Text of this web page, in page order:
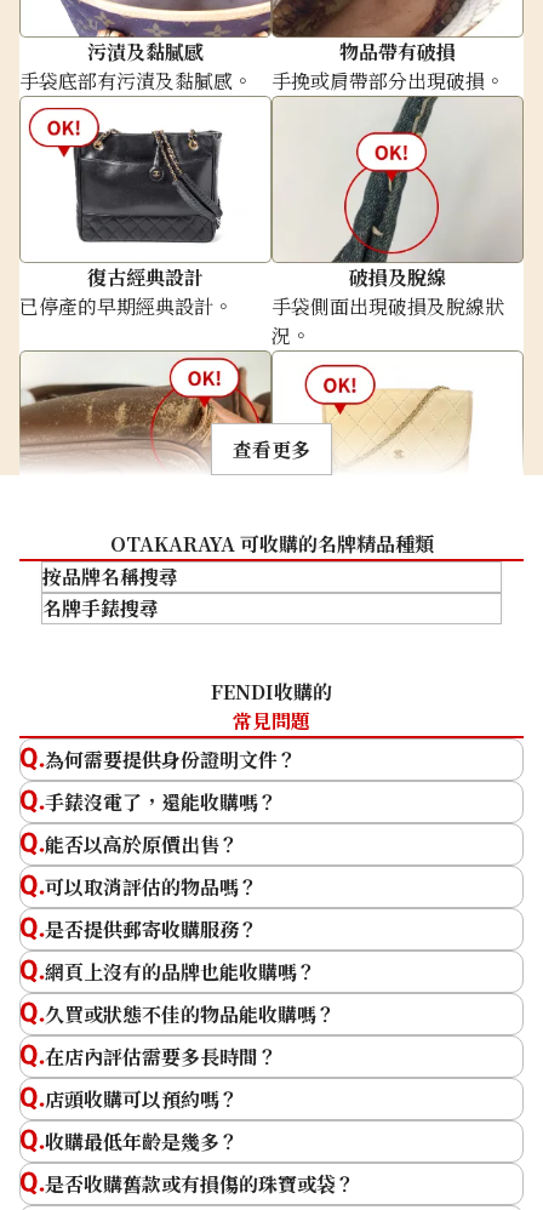
污漬及黏膩感
手袋底部有污漬及黏膩感。
物品帶有破損
手挽或肩帶部分出現破損。
復古經典設計
已停產的早期經典設計。
破損及脫線
手袋側面出現破損及脫線狀
況。
角位磨損
手袋底部出現角位磨損。
日曬褪色
因經年老化或日曬而導致變色
的狀況。
無附件
缺少購買時附帶的肩帶，包裝
盒及保證書等配件の狀況。
生鏽
金屬配件部分出現生鏽狀況。
皮革呈現破爛狀態
因經年老化導致皮革受損的狀
況。
墨水污漬
手袋內裡出現墨水污漬。
查看更多
OTAKARAYA 可收購的名牌精品種類
按品牌名稱搜尋
LOUIS VUITTON
Harry Winston
Tiffany & Co.
卡地亞（Cartier）
GUCCI
名牌手錶搜尋
Audemars Piguet
Vacheron Constantin
Breguet
A. Lange & Söhne
FENDI收購的
常見問題
為何需要提供身份證明文件？
手錶沒電了，還能收購嗎？
能否以高於原價出售？
可以取消評估的物品嗎？
是否提供郵寄收購服務？
網頁上沒有的品牌也能收購嗎？
久買或狀態不佳的物品能收購嗎？
在店內評估需要多長時間？
店頭收購可以預約嗎？
收購最低年齡是幾多？
是否收購舊款或有損傷的珠寶或袋？